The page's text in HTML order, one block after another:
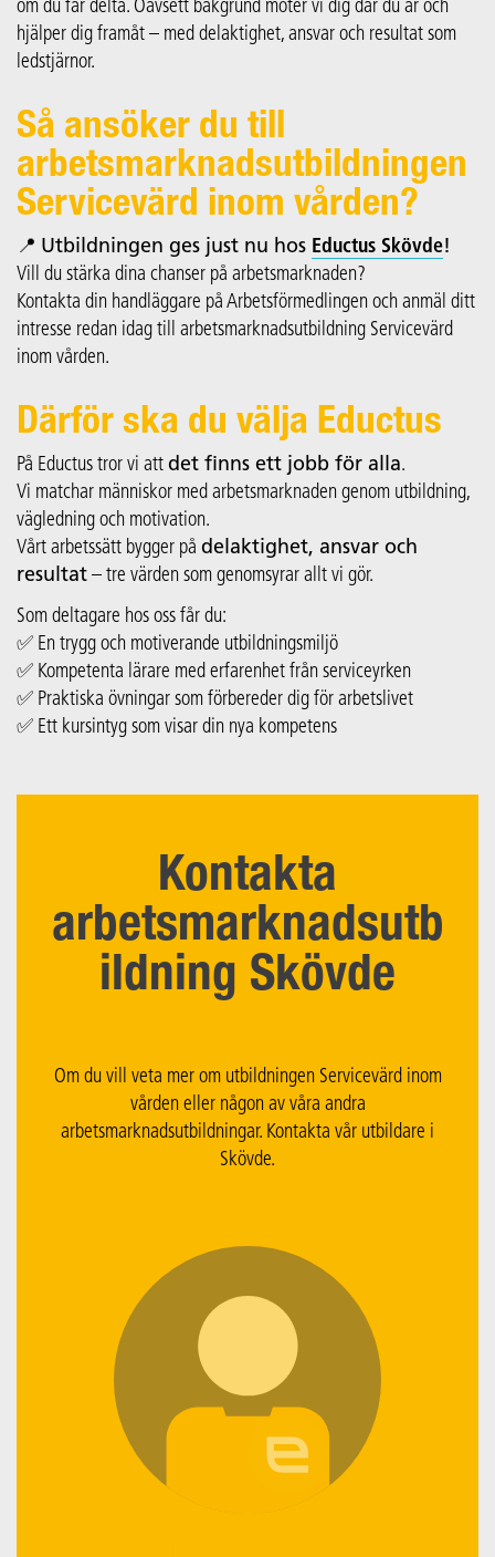
om du får delta. Oavsett bakgrund möter vi dig där du är och
hjälper dig framåt – med delaktighet, ansvar och resultat som
ledstjärnor.
Så ansöker du till
arbetsmarknadsutbildningen
Servicevärd inom vården?
📍 Utbildningen ges just nu hos Eductus Skövde!
Vill du stärka dina chanser på arbetsmarknaden?
Kontakta din handläggare på Arbetsförmedlingen och anmäl ditt
intresse redan idag till arbetsmarknadsutbildning Servicevärd
inom vården.
Därför ska du välja Eductus
På Eductus tror vi att det finns ett jobb för alla.
Vi matchar människor med arbetsmarknaden genom utbildning,
vägledning och motivation.
Vårt arbetssätt bygger på delaktighet, ansvar och
resultat – tre värden som genomsyrar allt vi gör.
Som deltagare hos oss får du:
✅ En trygg och motiverande utbildningsmiljö
✅ Kompetenta lärare med erfarenhet från serviceyrken
✅ Praktiska övningar som förbereder dig för arbetslivet
✅ Ett kursintyg som visar din nya kompetens
Kontakta
arbetsmarknadsutb
ildning Skövde
Om du vill veta mer om utbildningen Servicevärd inom
vården eller någon av våra andra
arbetsmarknadsutbildningar. Kontakta vår utbildare i
Skövde.